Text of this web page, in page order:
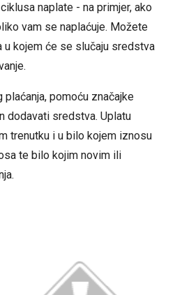
naplate - na primjer, ako
vam se naplaćuje. Možete
u kojem će se slučaju sredstva
pomoću značajke
dodavati sredstva. Uplatu
trenutku i u bilo kojem iznosu
te bilo kojim novim ili